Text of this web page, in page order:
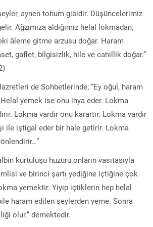
aynen tohum gibidir. Düşüncelerimiz
Ağzımıza aldığımız helal lokmadan,
âleme gitme arzusu doğar. Haram
gaflet, bilgisizlik, hile ve cahillik doğar.”
de Sohbetlerinde; “Ey oğul, haram
yemek ise onu ihya eder. Lokma
Lokma vardır onu karartır. Lokma vardır
ile iştigal eder bir hale getirir. Lokma
kurtuluşu huzuru onların vasıtasıyla
ve birinci şartı yediğine içtiğine çok
yemektir. Yiyip içtiklerin hep helal
haram edilen şeylerden yeme. Sonra
olur.” demektedir.